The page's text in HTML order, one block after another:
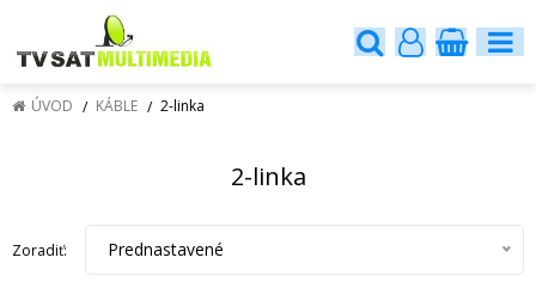
ÚVOD KÁBLE 2-linka
2-linka
Zoradiť: Prednastavené